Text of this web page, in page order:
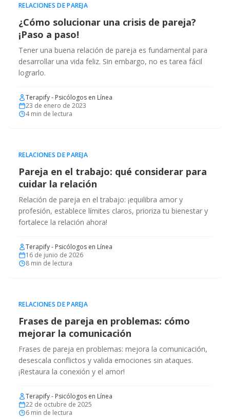
RELACIONES DE PAREJA
¿Cómo solucionar una crisis de pareja?
¡Paso a paso!
Tener una buena relación de pareja es fundamental para
desarrollar una vida feliz. Sin embargo, no es tarea fácil
lograrlo.
Terapify - Psicólogos en Línea
23 de enero de 2023
4min de lectura
RELACIONES DE PAREJA
Pareja en el trabajo: qué considerar para
cuidar la relación
Relación de pareja en el trabajo: ¡equilibra amor y
profesión, establece límites claros, prioriza tu bienestar y
fortalece la relación ahora!
Terapify - Psicólogos en Línea
16 de junio de 2026
8 min de lectura
RELACIONES DE PAREJA
Frases de pareja en problemas: cómo
mejorar la comunicación
Frases de pareja en problemas: mejora la comunicación,
desescala conflictos y valida emociones sin ataques.
¡Restaura la conexión y el amor!
Terapify - Psicólogos en Línea
22 de octubre de 2025
6 min de lectura